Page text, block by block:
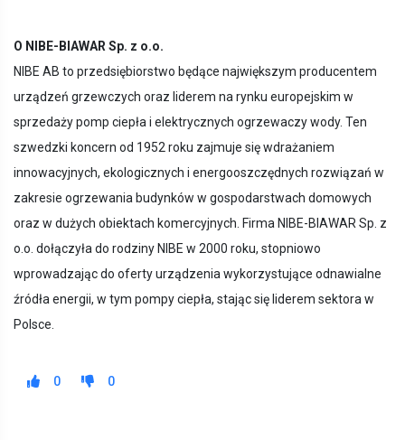
O NIBE-BIAWAR Sp. z o.o.
NIBE AB to przedsiębiorstwo będące największym producentem
urządzeń grzewczych oraz liderem na rynku europejskim w
sprzedaży pomp ciepła i elektrycznych ogrzewaczy wody. Ten
szwedzki koncern od 1952 roku zajmuje się wdrażaniem
innowacyjnych, ekologicznych i energooszczędnych rozwiązań w
zakresie ogrzewania budynków w gospodarstwach domowych
oraz w dużych obiektach komercyjnych. Firma NIBE-BIAWAR Sp. z
o.o. dołączyła do rodziny NIBE w 2000 roku, stopniowo
wprowadzając do oferty urządzenia wykorzystujące odnawialne
źródła energii, w tym pompy ciepła, stając się liderem sektora w
Polsce.
0 0